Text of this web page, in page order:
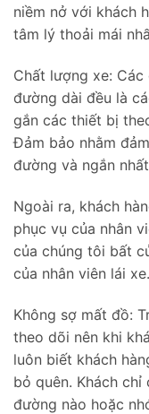
niềm nở với khách
tâm lý thoải mái
Chất lượng xe:
đường dài đều là
gắn các thiết bị
Đảm bảo nhằm
đường và ngắn
Ngoài ra, khách
phục vụ của nhân
của chúng tôi bất
của nhân viên lái xe.
Không sợ mất đồ:
theo dõi nên khi
luôn biết khách
bỏ quên. Khách
đường nào hoặc